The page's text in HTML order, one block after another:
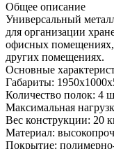
Общее описание
Универсальный
для организации
офисных помещениях,
других помещениях.
Основные
Габариты:
Количество полок: 4
Максимальная
Вес конструкции: 20
Материал:
Покрытие: